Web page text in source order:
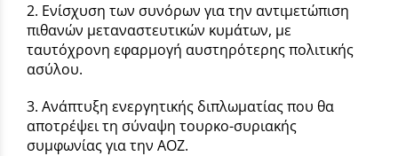
2. Ενίσχυση των συνόρων για την αντιμετώπιση
πιθανών μεταναστευτικών κυμάτων, με
ταυτόχρονη εφαρμογή αυστηρότερης πολιτικής
ασύλου.
3. Ανάπτυξη ενεργητικής διπλωματίαςπου θα
αποτρέψει τη σύναψη τουρκο-συριακής
συμφωνίας για την ΑΟΖ.